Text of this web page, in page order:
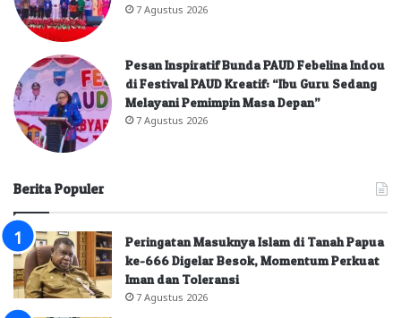
7 Agustus 2026
Pesan Inspiratif Bunda PAUD Febelina Indou
di Festival PAUD Kreatif: “Ibu Guru Sedang
Melayani Pemimpin Masa Depan”
7 Agustus 2026
Berita Populer
Peringatan Masuknya Islam di Tanah Papua
ke-666 Digelar Besok, Momentum Perkuat
Iman dan Toleransi
7 Agustus 2026